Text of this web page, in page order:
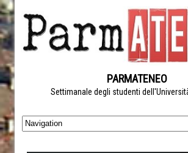
PARMATENEO
Settimanale degli studenti